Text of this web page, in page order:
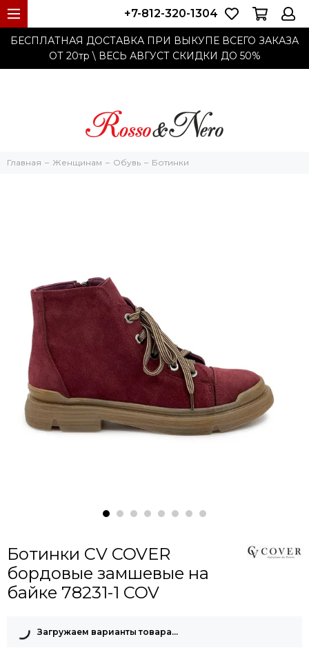
БЕСПЛАТНАЯ ДОСТАВКА ПРИ ВЫКУПЕ ВСЕГО ЗАКАЗА
ОТ 20тр \ ВЕСЬ АВГУСТ СКИДКИ ДО 50%
+7-812-320-1304
Главная Женщинам Обувь Ботинки
Ботинки CV COVER
бордовые замшевые на
байке 78231-1 COV
Загружаем варианты товара…